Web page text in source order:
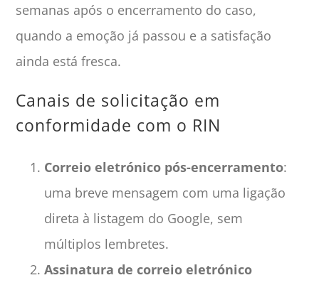
semanas após o encerramento do caso,
quando a emoção já passou e a satisfação
ainda está fresca.
Canais de solicitação em
conformidade com o RIN
Correio eletrónico pós-encerramento:
uma breve mensagem com uma ligação
direta à listagem do Google, sem
múltiplos lembretes.
Assinatura de correio eletrónico